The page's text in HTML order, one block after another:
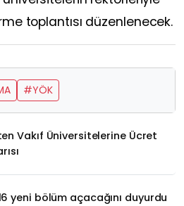
toplantısı düzenlenecek.
#YÖK
Vakıf Üniversitelerine Ücret
yeni bölüm açacağını duyurdu